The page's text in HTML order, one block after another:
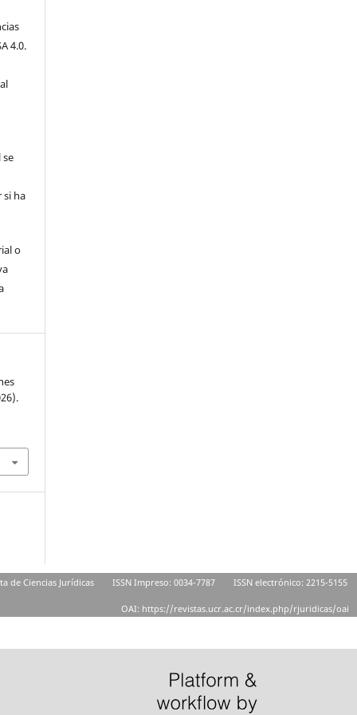
4.0.
se
si ha
o
de Ciencias Jurídicas ISSN Impreso: 0034-7787 ISSN electrónico: 2215-5155
OAI: https://revistas.ucr.ac.cr/index.php/rjuridicas/oai